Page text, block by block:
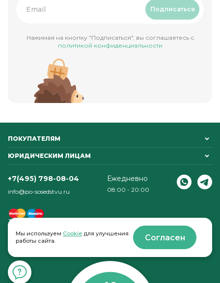
Подписаться
Нажимая на кнопку "Подписаться", вы соглашаетесь с
политикой конфиденциальности
ПОКУПАТЕЛЯМ
ЮРИДИЧЕСКИМ ЛИЦАМ
+7(495) 798-08-04
info@po-sosedstvu.ru
Ежедневно
08:00 - 20:00
© 2022-2026 . По соседству
Мы используем Cookie для улучшения
работы сайта.
Согласен